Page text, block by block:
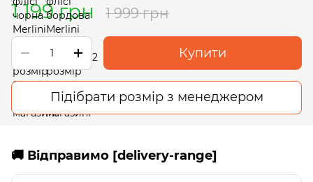
1 199 грн 1 999 грн
Купити
Підібрати розмір з менеджером
🚚 Відправимо [delivery-range]